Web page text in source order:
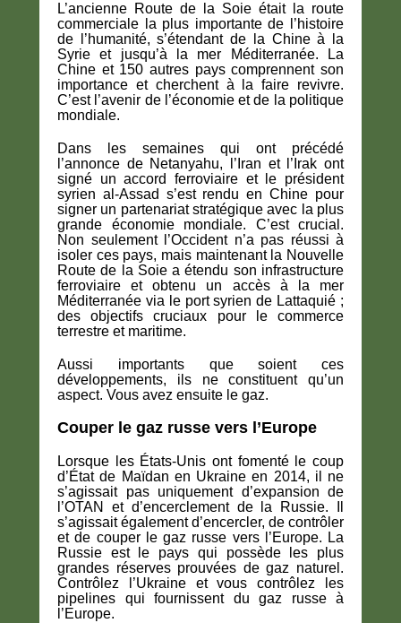
L’ancienne Route de la Soie était la route
commerciale la plus importante de l’histoire
de l’humanité, s’étendant de la Chine à la
Syrie et jusqu’à la mer Méditerranée. La
Chine et 150 autres pays comprennent son
importance et cherchent à la faire revivre.
C’est l’avenir de l’économie et de la politique
mondiale.
Dans les semaines qui ont précédé
l’annonce de Netanyahu, l’Iran et l’Irak ont
signé un accord ferroviaire et le président
syrien al-Assad s’est rendu en Chine pour
signer un partenariat stratégique avec la plus
grande économie mondiale. C’est crucial.
Non seulement l’Occident n’a pas réussi à
isoler ces pays, mais maintenant la Nouvelle
Route de la Soie a étendu son infrastructure
ferroviaire et obtenu un accès à la mer
Méditerranée via le port syrien de Lattaquié ;
des objectifs cruciaux pour le commerce
terrestre et maritime.
Aussi importants que soient ces
développements, ils ne constituent qu’un
aspect. Vous avez ensuite le gaz.
Couper le gaz russe vers l’Europe
Lorsque les États-Unis ont fomenté le coup
d’État de Maïdan en Ukraine en 2014, il ne
s’agissait pas uniquement d’expansion de
l’OTAN et d’encerclement de la Russie. Il
s’agissait également d’encercler, de contrôler
et de couper le gaz russe vers l’Europe. La
Russie est le pays qui possède les plus
grandes réserves prouvées de gaz naturel.
Contrôlez l’Ukraine et vous contrôlez les
pipelines qui fournissent du gaz russe à
l’Europe.